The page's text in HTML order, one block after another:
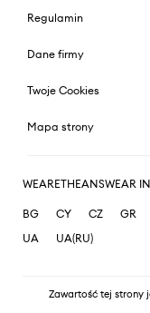
Regulamin
Dane firmy
Twoje Cookies
Mapa strony
WEARETHEANSWEAR
BG CY CZ GR
UA
UA(RU)
Zawartość tej strony